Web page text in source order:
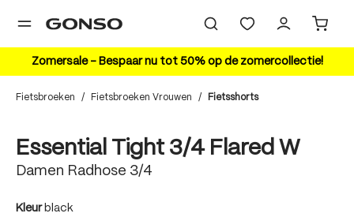
Zomersale – Bespaar nu tot 50% op de zomercollectie!
Fietsbroeken / Fietsbroeken Vrouwen / Fietsshorts
Essential Tight 3/4 Flared W
Damen Radhose 3/4
Kleurauswählen
black